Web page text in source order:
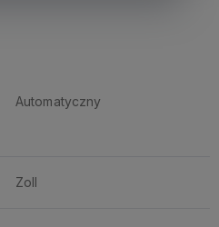
Automatyczny
Zoll